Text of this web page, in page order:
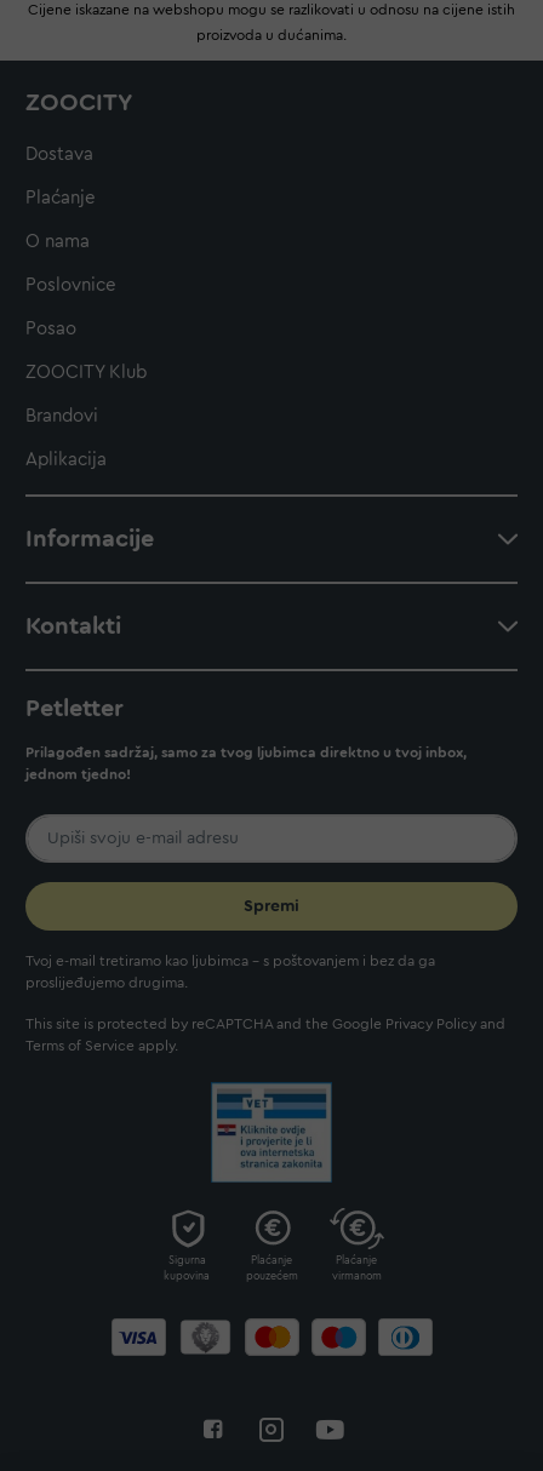
Cijene iskazane na webshopu mogu se razlikovati u odnosu na cijene istih
proizvoda u dućanima.
ZOOCITY
Dostava
Plaćanje
O nama
Poslovnice
Posao
ZOOCITY Klub
Brandovi
Aplikacija
Informacije
Kontakti
Petletter
Prilagođen sadržaj, samo za tvog ljubimca direktno u tvoj inbox,
jednom tjedno!
Spremi
Tvoj e-mail tretiramo kao ljubimca - s poštovanjem i bez da ga
proslijeđujemo drugima.
This site is protected by reCAPTCHA and the Google Privacy Policy and
Terms of Service apply.
Sigurna
kupovina
Plaćanje
pouzećem
Plaćanje
virmanom